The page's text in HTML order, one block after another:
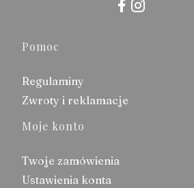
Linki w stopce
Pomoc
Regulaminy
Zwroty i reklamacje
Moje konto
Twoje zamówienia
Ustawienia konta